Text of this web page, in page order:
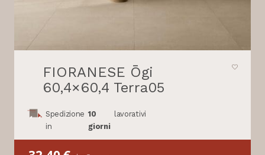
FIORANESE Ōgi
60,4×60,4 Terra05
Spedizione
in
10
giorni
lavorativi